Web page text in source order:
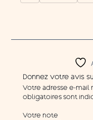
Donnez votre avis
Votre adresse e-mail
obligatoires sont
Votre note